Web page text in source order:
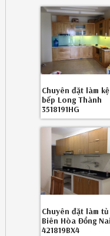
Chuyên đặt làm
bếp Long Thành
3518191HG
Chuyên đặt làm
Biên Hòa Đồng Nai
421819BX4